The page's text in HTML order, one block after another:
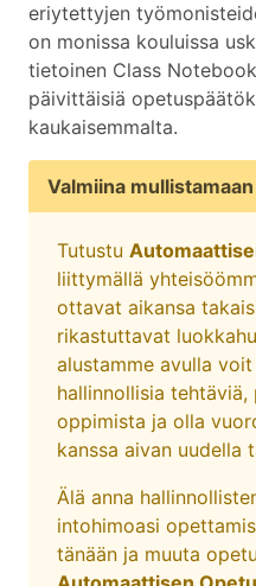
eriytettyjen
on monissa kouluissa
tietoinen Class
päivittäisiä
kaukaisemmalta.
Valmiina
Tutustu
liittymällä
ottavat aikansa
rikastuttavat
alustamme avulla
hallinnollisia
oppimista ja olla
kanssa aivan uudella
Älä anna
intohimoasi
tänään ja muuta